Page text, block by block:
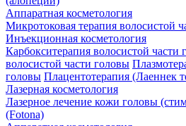
Аппаратная косметология
Микротоковая терапия волосистой
Инъекционная косметология
Карбокситерапия волосистой части
волосистой части головы
головы Плацентотерапия (Лаеннек
Лазерная косметология
Лазерное лечение кожи головы
(Fotona)